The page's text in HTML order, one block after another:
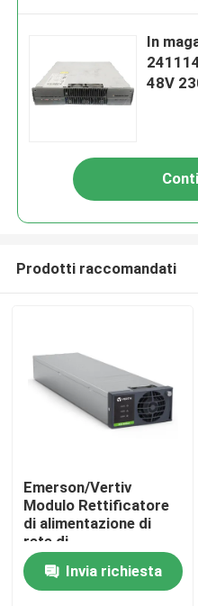
Casa
In
48V
Prodotti raccomandati
Emerson/Vertiv
Modulo Rettificatore
di alimentazione di
rete di
telecomunicazione a
corrente continua a
48 V R48-4300E3A
Invia richiesta